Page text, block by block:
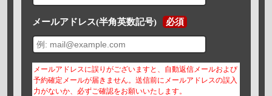
メールアドレス(半角英数記号) 必須
メールアドレスに誤りがございますと、自動返信メールおよび
予約確定メールが届きません。送信前にメールアドレスの誤入
力がないか、必ずご確認をお願いいたします。